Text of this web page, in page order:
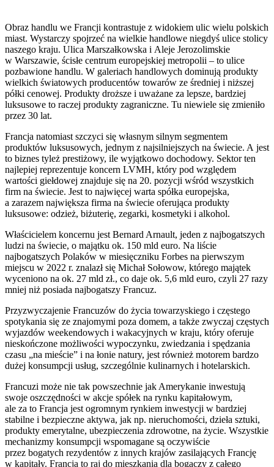
Obraz handlu we Francji kontrastuje z widokiem ulic wielu polskich
miast. Wystarczy spojrzeć na wielkie handlowe niegdyś ulice stolicy
naszego kraju. Ulica Marszałkowska i Aleje Jerozolimskie
w Warszawie, ścisłe centrum europejskiej metropolii – to ulice
pozbawione handlu. W galeriach handlowych dominują produkty
wielkich światowych producentów towarów ze średniej i niższej
półki cenowej. Produkty droższe i uważane za lepsze, bardziej
luksusowe to raczej produkty zagraniczne. Tu niewiele się zmieniło
przez 30 lat.
Francja natomiast szczyci się własnym silnym segmentem
produktów luksusowych, jednym z najsilniejszych na świecie. A jest
to biznes tyleż prestiżowy, ile wyjątkowo dochodowy. Sektor ten
najlepiej reprezentuje koncern LVMH, który pod względem
wartości giełdowej znajduje się na 20. pozycji wśród wszystkich
firm na świecie. Jest to najwięcej warta spółka europejska,
a zarazem największa firma na świecie oferująca produkty
luksusowe: odzież, biżuterię, zegarki, kosmetyki i alkohol.
Właścicielem koncernu jest Bernard Arnault, jeden z najbogatszych
ludzi na świecie, o majątku ok. 150 mld euro. Na liście
najbogatszych Polaków w miesięczniku Forbes na pierwszym
miejscu w 2022 r. znalazł się Michał Sołowow, którego majątek
wyceniono na ok. 27 mld zł., co daje ok. 5,6 mld euro, czyli 27 razy
mniej niż posiada najbogatszy Francuz.
Przyzwyczajenie Francuzów do życia towarzyskiego i częstego
spotykania się ze znajomymi poza domem, a także zwyczaj częstych
wyjazdów weekendowych i wakacyjnych w kraju, który oferuje
nieskończone możliwości wypoczynku, zwiedzania i spędzania
czasu „na mieście” i na łonie natury, jest również motorem bardzo
dużej konsumpcji usług, szczególnie kulinarnych i hotelarskich.
Francuzi może nie tak powszechnie jak Amerykanie inwestują
swoje oszczędności w akcje spółek na rynku kapitałowym,
ale za to Francja jest ogromnym rynkiem inwestycji w bardziej
stabilne i bezpieczne aktywa, jak np. nieruchomości, dzieła sztuki,
produkty emerytalne, ubezpieczenia zdrowotne, na życie. Wszystkie
mechanizmy konsumpcji wspomagane są oczywiście
przez bogatych rezydentów z innych krajów zasilających Francję
w kapitały. Francja to raj do mieszkania dla bogaczy z całego